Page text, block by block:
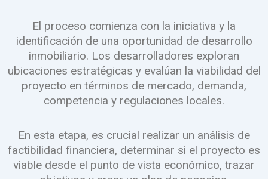
El proceso comienza con la iniciativa y la
identificación de una oportunidad de desarrollo
inmobiliario. Los desarrolladores exploran
ubicaciones estratégicas y evalúan la viabilidad del
proyecto en términos de mercado, demanda,
competencia y regulaciones locales.
En esta etapa, es crucial realizar un análisis de
factibilidad financiera, determinar si el proyecto es
viable desde el punto de vista económico, trazar